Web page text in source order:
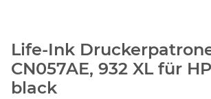
Life-Ink
CN057AE, 932 XL für
black